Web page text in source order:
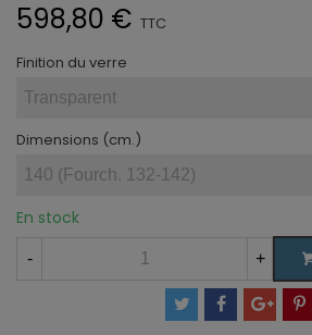
598,80 € TTC
Finition du verre
Dimensions (cm.)
En stock
- +